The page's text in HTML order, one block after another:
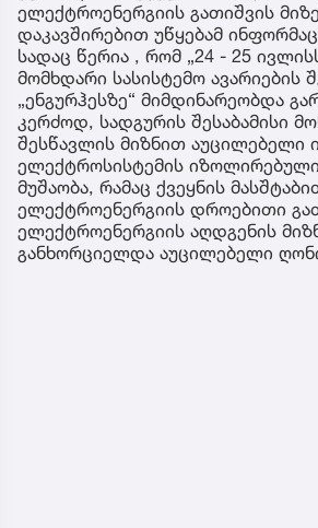
ელექტროენერგიის გათიშვის
დაკავშირებით უწყებამ
სადაც წერია , რომ „24 - 25
მომხდარი სასისტემო ავარიების
„ენგურჰესზე“ მიმდინარეობდა
კერძოდ, სადგურის შესაბამისი
შესწავლის მიზნით აუცილებელი
ელექტროსისტემის
მუშაობა, რამაც ქვეყნის
ელექტროენერგიის დროებითი
ელექტროენერგიის აღდგენის
განხორციელდა აუცილებელი